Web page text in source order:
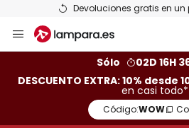
Devoluciones gratis en
al
Sólo
02D 16H
DESCUENTO EXTRA: 10% desde
en casi
Código:WOW